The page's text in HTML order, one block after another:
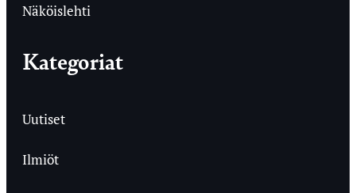
Näköislehti
Kategoriat
Uutiset
Ilmiöt